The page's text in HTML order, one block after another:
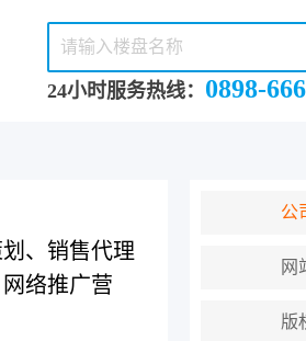
24小时服务热线： 0898-
、销售代理
络推广营
公
网
版